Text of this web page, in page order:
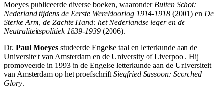
Moeyes publiceerde diverse boeken, waaronder Buiten Schot:
Nederland tijdens de Eerste Wereldoorlog 1914-1918 (2001) en De
Sterke Arm, de Zachte Hand: het Nederlandse leger en de
Neutraliteitspolitiek 1839-1939 (2006).
Dr. Paul Moeyes studeerde Engelse taal en letterkunde aan de
Universiteit van Amsterdam en de University of Liverpool. Hij
promoveerde in 1993 in de Engelse letterkunde aan de Universiteit
van Amsterdam op het proefschrift Siegfried Sassoon: Scorched
Glory.